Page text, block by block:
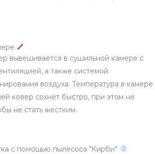
вывешивается в сушильной камере с
а также системой
воздуха. Температура в камере
ковер сохнет быстро, при этом не
не стать жестким.
с помощью пылесоса "Кирби"